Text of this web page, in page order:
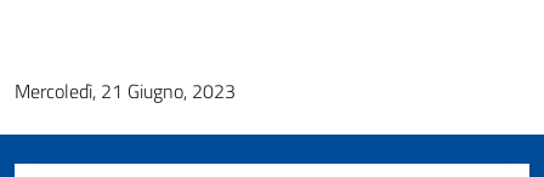
Mercoledì, 21 Giugno, 2023